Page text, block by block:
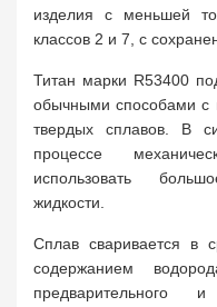
изделия с меньшей
классов 2 и 7, с
Титан марки R53400
обычными способами с
твердых сплавов. В
процессе
использовать
жидкости.
Сплав сваривается в
содержанием